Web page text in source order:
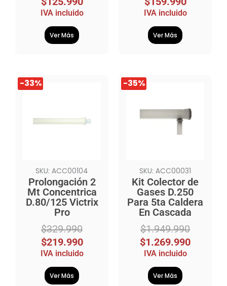
IVA incluido
Ver Más
IVA incluido
Ver Más
-33%
SKU: ACC00104
Prolongación 2
Mt Concentrica
D.80/125 Victrix
Pro
$329.990
El
precio
era:
$219.990
El
precio
es:
IVA incluido
Ver Más
-35%
SKU: ACC00031
Kit Colector de
Gases D.250
Para 5ta Caldera
En Cascada
$1.949.990
El
precio
original
era:
$1.949.990.
$1.269.990
El
precio
actual
$1.269.990.
IVA incluido
Ver Más